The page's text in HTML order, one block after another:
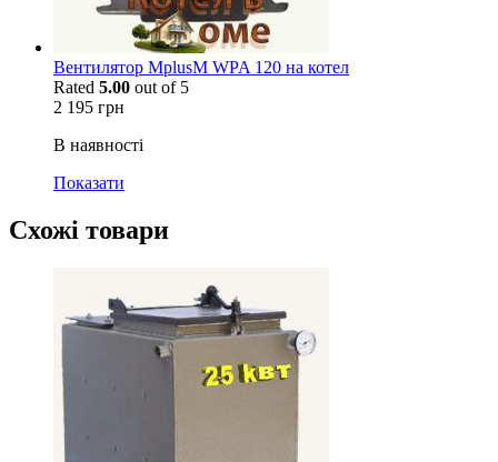
Вентилятор MplusM WPA 120 на котел
Rated 5.00 out of 5
2 195 грн
В наявності
Показати
Схожі товари